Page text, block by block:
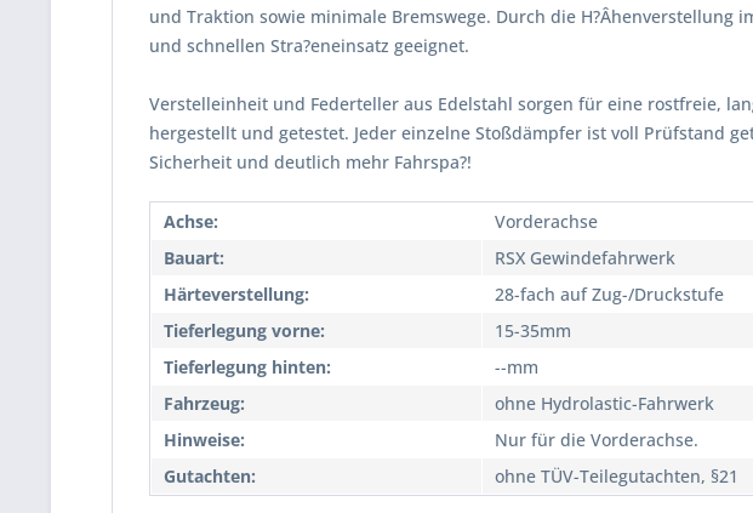
und Traktion sowie minimale Bremswege. Durch die H?Âhenverstellung
und schnellen Stra?eneinsatz geeignet.
Verstelleinheit und Federteller aus Edelstahl sorgen für eine rostfreie,
hergestellt und getestet. Jeder einzelne Stoßdämpfer ist voll Prüfstand
Sicherheit und deutlich mehr Fahrspa?!
Achse:
Vorderachse
Bauart:
RSX Gewindefahrwerk
Härteverstellung:
28-fach auf Zug-/Druckstufe
Tieferlegung vorne:
15-35mm
Tieferlegung hinten:
--mm
Fahrzeug:
ohne Hydrolastic-Fahrwerk
Hinweise:
Nur für die Vorderachse.
Gutachten:
ohne TÜV-Teilegutachten, §21